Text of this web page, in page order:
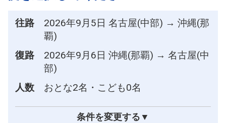
往路
2026年9月5日 名古屋(中部) → 沖縄(那
覇)
復路
2026年9月6日 沖縄(那覇) → 名古屋(中
部)
人数
おとな2名・こども0名
条件を変更する▼